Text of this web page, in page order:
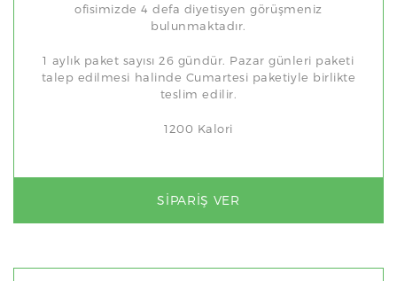
ofisimizde 4 defa diyetisyen görüşmeniz
bulunmaktadır.
1 aylık paket sayısı 26 gündür. Pazar günleri paketi
talep edilmesi halinde Cumartesi paketiyle birlikte
teslim edilir.
1200 Kalori
SIPARIŞ VER